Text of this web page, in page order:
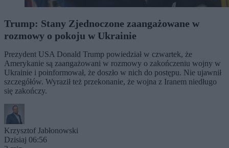
Trump: Stany Zjednoczone zaangażowane w
rozmowy o pokoju w Ukrainie
Prezydent USA Donald Trump powiedział w czwartek, że
Amerykanie są zaangażowani w rozmowy o zakończeniu wojny w
Ukrainie i poinformował, że doszło w nich do postępu. Nie ujawnił
szczegółów. Wyraził też przekonanie, że wojna z Iranem niedługo
się zakończy.
Krzysztof Jabłonowski
Dzisiaj 06:56